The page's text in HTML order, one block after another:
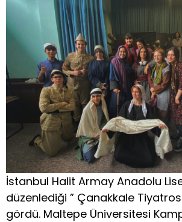
İstanbul Halit Armay Anadolu
düzenlediği ” Çanakkale
gördü. Maltepe Üniversitesi